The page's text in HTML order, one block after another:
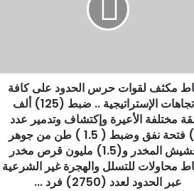
مكثف لقوات حرس الحدود على كافة
الإتجاهات الإستراتيجية .. ضبط (125) ألف
مختلفة الأعيرة وإكتشاف وتدمير عدد
(5) فتحة نفق وضبط ( 1.5 ) طن من جوهر
الحشيش المخدر و(1.5) مليون قرص مخدر
محاولات للتسلل والهجرة غير الشرعية
عبر الحدود لعدد (2750) فرد ...